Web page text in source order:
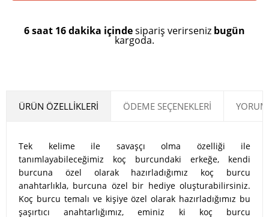
6 saat 16 dakika içindesipariş verirseniz bugün
kargoda.
ÜRÜN ÖZELLIKLERI ÖDEME SEÇENEKLERI
Tek kelime ile savaşçı olma özelliği ile
tanımlayabileceğimiz koç burcundaki erkeğe, kendi
burcuna özel olarak hazırladığımız koç burcu
anahtarlıkla, burcuna özel bir hediye oluşturabilirsiniz.
Koç burcu temalı ve kişiye özel olarak hazırladığımız bu
şaşırtıcı anahtarlığımız, eminiz ki koç burcu